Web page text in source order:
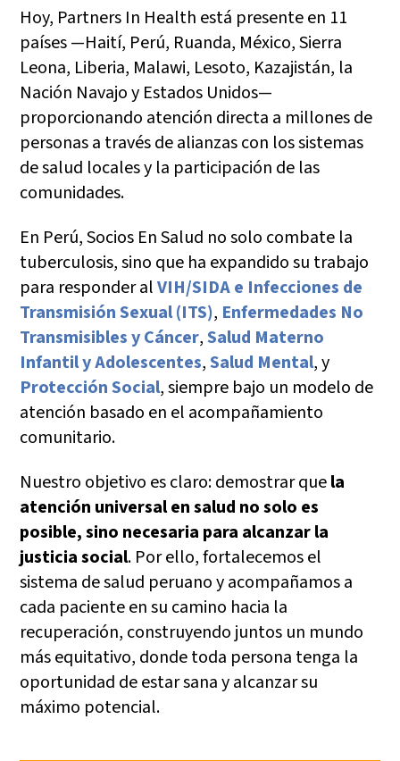
Hoy, Partners In Health está presente en 11
países —Haití, Perú, Ruanda, México, Sierra
Leona, Liberia, Malawi, Lesoto, Kazajistán, la
Nación Navajo y Estados Unidos—
proporcionando atención directa a millones de
personas a través de alianzas con los sistemas
de salud locales y la participación de las
comunidades.
En Perú, Socios En Salud no solo combate la
tuberculosis, sino que ha expandido su trabajo
para responder alVIH/SIDA e Infecciones de
Transmisión Sexual (ITS), Enfermedades No
Transmisibles y Cáncer,Salud Materno
Infantil y Adolescentes,Salud Mental, y
Protección Social, siempre bajo un modelo de
atención basado en el acompañamiento
comunitario.
Nuestro objetivo es claro: demostrar quela
atención universal en salud no solo es
posible, sino necesaria para alcanzar la
justicia social. Por ello, fortalecemos el
sistema de salud peruano y acompañamos a
cada paciente en su camino hacia la
recuperación, construyendo juntos un mundo
más equitativo, donde toda persona tenga la
oportunidad de estar sana y alcanzar su
máximo potencial.